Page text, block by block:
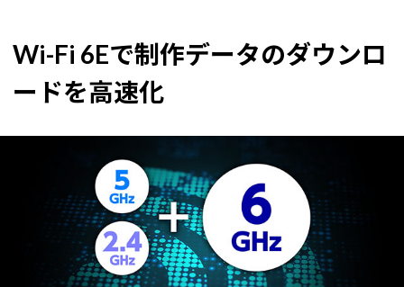
Wi-Fi 6Eで制作データのダウンロ
ードを高速化